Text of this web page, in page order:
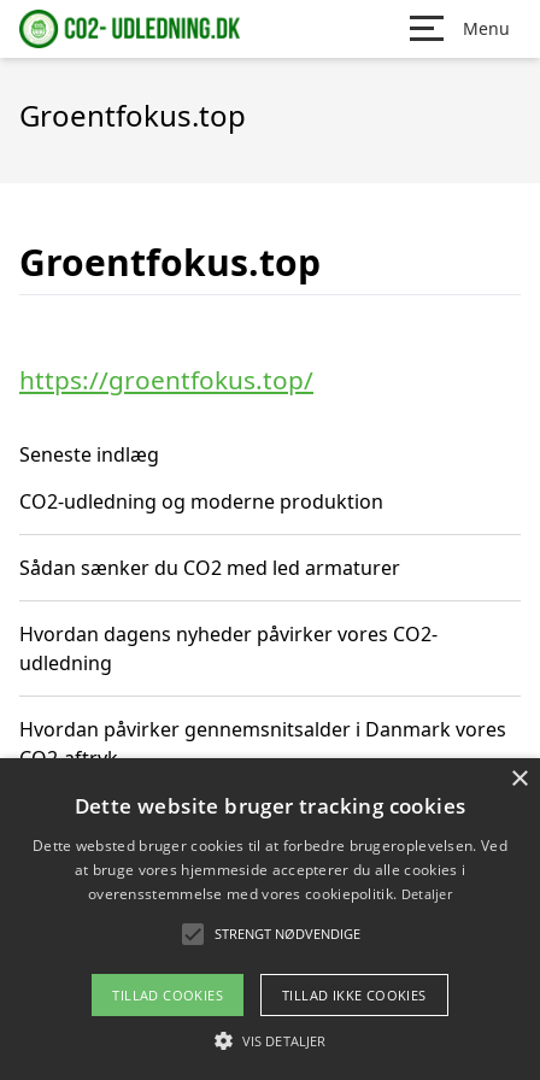
Menu
Groentfokus.top
Groentfokus.top
https://groentfokus.top/
Seneste indlæg
CO2-udledning og moderne produktion
Sådan sænker du CO2 med led armaturer
Hvordan dagens nyheder påvirker vores CO2-
udledning
Hvordan påvirker gennemsnitsalder i Danmark vores
CO2-aftryk
Hvordan nyheder om CO2-udledning påvirker vores
hverdag
Om / kontakt
Blog Betingelser
×
Dette website bruger tracking cookies
Dette websted bruger cookies til at forbedre brugeroplevelsen. Ved
at bruge vores hjemmeside accepterer du alle cookies i
overensstemmelse med vores cookiepolitik. Detaljer
STRENGT NØDVENDIGE
TILLAD COOKIES TILLAD IKKE COOKIES
VIS DETALJER